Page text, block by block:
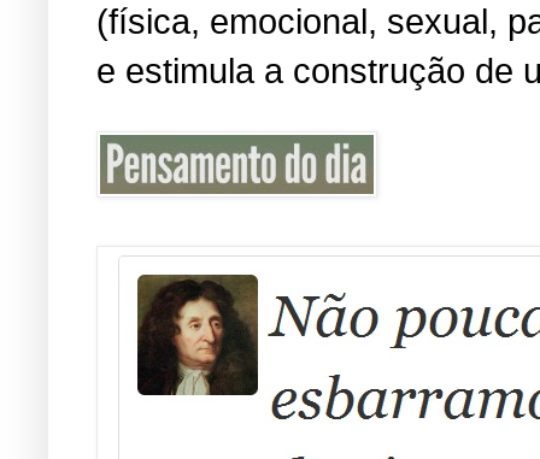
(física, emocional, sexual,
e estimula a construção de